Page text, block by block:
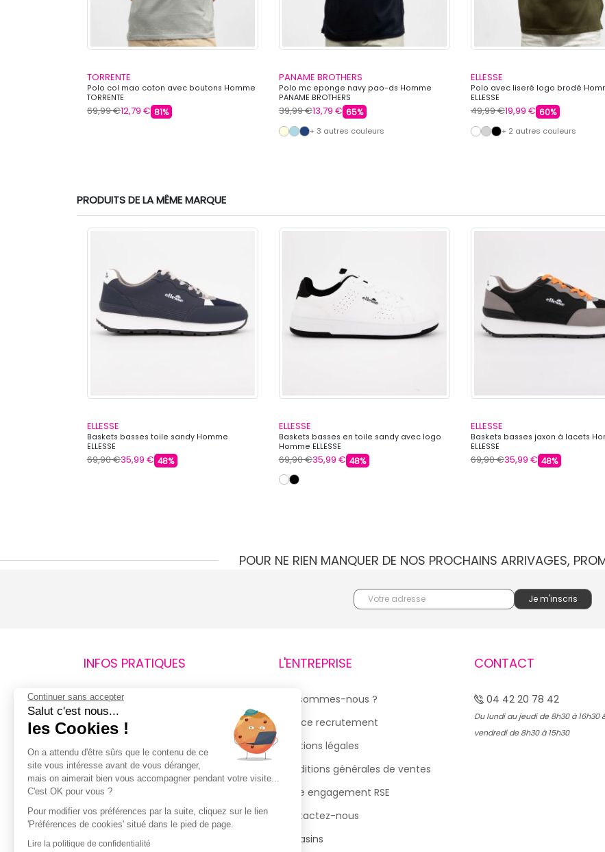
TORRENTE
Polo col mao coton avec boutons Homme
TORRENTE
69,99 €12,79 € 81%
PANAME BROTHERS
Polo mc eponge navy pao-ds Homme
PANAME BROTHERS
39,99 €13,79 € 65%
+ 3 autres couleurs
ELLESSE
Polo avec liseré logo brodé
ELLESSE
49,99 €19,99 € 60%
+ 2 autres couleurs
PRODUITS DE LA MÊME MARQUE
ELLESSE
Baskets basses toile sandy Homme
ELLESSE
69,90 €35,99 € 48%
ELLESSE
Baskets basses en toile sandy avec logo
Homme ELLESSE
69,90 €35,99 € 48%
ELLESSE
Baskets basses jaxon à lacets
ELLESSE
69,90 €35,99 € 48%
POUR NE RIEN MANQUER DE NOS PROCHAINS ARRIVAGES,
INFOS PRATIQUES
Retours et remboursements
Suivi de commande
Livraisons
Guide des tailles
Politique de confidentialité
Conditions générales d’utilisation
de la Carte de Fidélité
L'ENTREPRISE
Qui sommes-nous ?
Espace recrutement
Mentions légales
Conditions générales de ventes
Notre engagement RSE
Contactez-nous
Magasins
CONTACT
04 42 20 78 42
Du lundi au jeudi de 8h30 à 16h30
vendredi de 8h30 à 15h30
Continuer sans accepter
Salut c'est nous...
les Cookies !
On a attendu d'être sûrs que le contenu de ce
site vous intéresse avant de vous déranger,
mais on aimerait bien vous accompagner pendant votre visite...
C'est OK pour vous ?
Pour modifier vos préférences par la suite, cliquez sur le lien
'Préférences de cookies' situé dans le pied de page.
Lire la politique de confidentialité